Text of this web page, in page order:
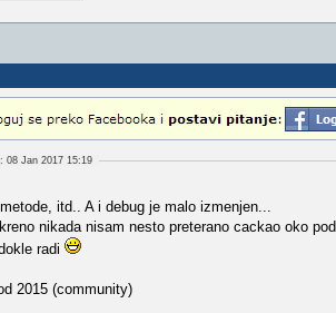
08 Jan 2017 15:19
itd.. A i debug je malo izmenjen...
nikada nisam nesto preterano cackao oko
radi
2015 (community)